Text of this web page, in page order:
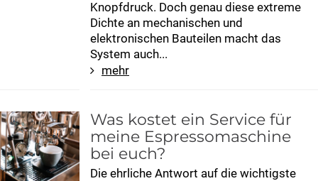
Knopfdruck. Doch genau diese extreme
Dichte an mechanischen und
elektronischen Bauteilen macht das
System auch...
mehr
Was kostet ein Service für
meine Espressomaschine
bei euch?
Die ehrliche Antwort auf die wichtigste